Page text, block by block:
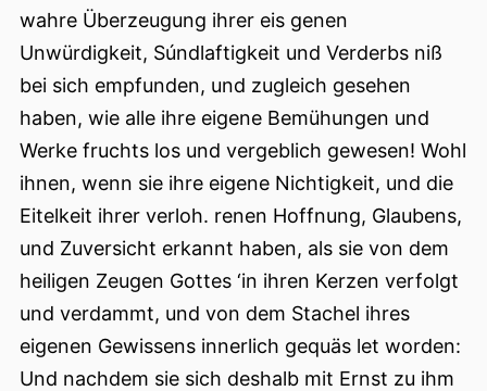
wahre Überzeugung ihrer eis genen
Unwürdigkeit, Súndlaftigkeit und Verderbs niß
bei sich empfunden, und zugleich gesehen
haben, wie alle ihre eigene Bemühungen und
Werke fruchts los und vergeblich gewesen! Wohl
ihnen, wenn sie ihre eigene Nichtigkeit, und die
Eitelkeit ihrer verloh. renen Hoffnung, Glaubens,
und Zuversicht erkannt haben, als sie von dem
heiligen Zeugen Gottes ‘in ihren Kerzen verfolgt
und verdammt, und von dem Stachel ihres
eigenen Gewissens innerlich gequäs let worden:
Und nachdem sie sich deshalb mit Ernst zu ihm